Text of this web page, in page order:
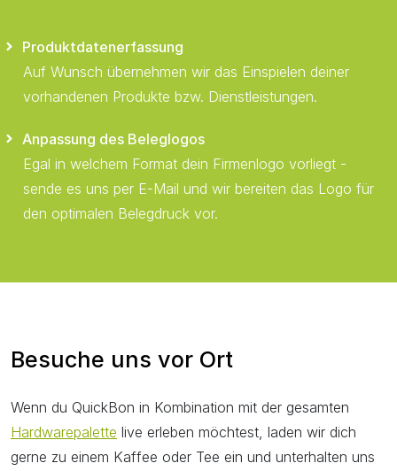
Produktdatenerfassung
Auf Wunsch übernehmen wir das Einspielen deiner
vorhandenen Produkte bzw. Dienstleistungen.
Anpassung des Beleglogos
Egal in welchem Format dein Firmenlogo vorliegt -
sende es uns per E-Mail und wir bereiten das Logo für
den optimalen Belegdruck vor.
Besuche uns vor Ort
Wenn du QuickBon in Kombination mit der gesamten
Hardwarepalette live erleben möchtest, laden wir dich
gerne zu einem Kaffee oder Tee ein und unterhalten uns